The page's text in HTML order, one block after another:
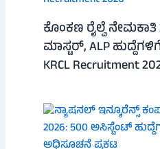
ಕೊಂಕಣ ರೈಲ್ವೆ ನೇಮಕಾತಿ
ಮಾಸ್ಟರ್, ALP
KRCL Recruitment